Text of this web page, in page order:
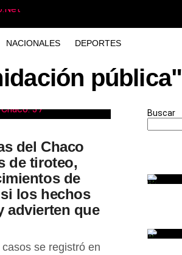
NACIONALES DEPORTES
pública"
del Chaco
de tiroteo,
de
los hechos
advierten que
se registró en
Buscar